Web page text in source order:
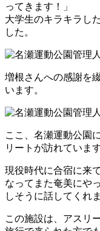
ってきます！」
大学生のキラキラし
した。
増根さんへの感謝を
います。
ここ、名瀬運動公園
リートが訪れています
現役時代に合宿に来
なってまた奄美にや
しそうに話してくれ
この施設は、アスリ